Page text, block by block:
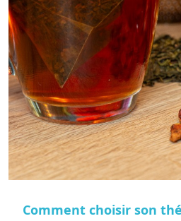
Comment choisir son